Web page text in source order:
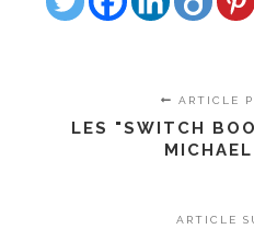
ARTICLE
LES "SWITCH
ARTICLE